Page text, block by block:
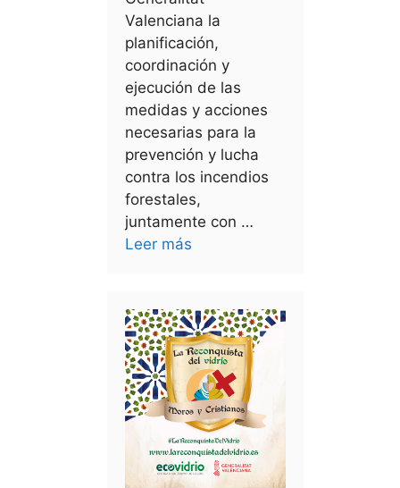
Valenciana la
planificación,
coordinación y
ejecución de las
medidas y acciones
necesarias para la
prevención y lucha
contra los incendios
forestales,
juntamente con …
Leer más